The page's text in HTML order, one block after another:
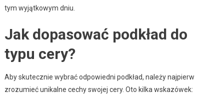
tym wyjątkowym dniu.
Jak dopasować podkład do
typu cery?
Aby skutecznie wybrać odpowiedni podkład, należy najpierw
zrozumieć unikalne cechy swojej cery. Oto kilka wskazówek: